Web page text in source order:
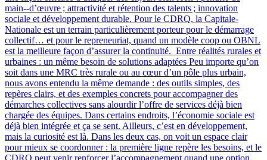
main‑-d’œuvre ; attractivité et rétention des talents ; innovation
sociale et développement durable. Pour le CDRQ, la Capitale-
Nationale est un terrain particulièrement porteur pour le démarrage
collectif… et pour le repreneuriat, quand un modèle coop ou OBNL
est la meilleure façon d’assurer la continuité. Entre réalités rurales et
urbaines : un même besoin de solutions adaptées Peu importe qu’on
soit dans une MRC très rurale ou au cœur d’un pôle plus urbain,
nous avons entendu la même demande : des outils simples, des
repères clairs, et des exemples concrets pour accompagner des
démarches collectives sans alourdir l’offre de services déjà bien
chargée des équipes. Dans certains endroits, l’économie sociale est
déjà bien intégrée et ça se sent. Ailleurs, c’est en développement,
mais la curiosité est là. Dans les deux cas, on voit un espace clair
pour mieux se coordonner : la première ligne repère les besoins, et le